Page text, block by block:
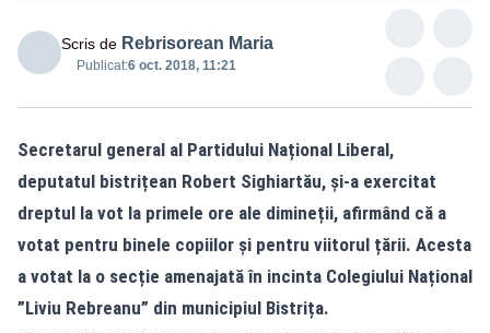
Scris de Rebrisorean Maria
Publicat:6 oct. 2018, 11:21
Secretarul general al Partidului Național Liberal,
deputatul bistrițean Robert Sighiartău, și-a exercitat
dreptul la vot la primele ore ale dimineții, afirmând că a
votat pentru binele copiilor și pentru viitorul țării. Acesta
a votat la o secție amenajată în incinta Colegiului Național
”Liviu Rebreanu” din municipiul Bistrița.